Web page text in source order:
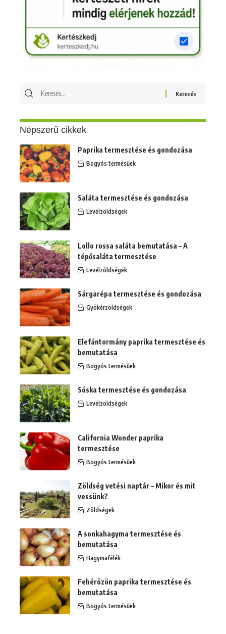
Népszerű cikkek
Paprika termesztése és gondozása
Bogyós termésűek
Saláta termesztése és gondozása
Levélzöldségek
Lollo rossa saláta bemutatása – A
tépősaláta termesztése
Levélzöldségek
Sárgarépa termesztése és gondozása
Gyökérzöldségek
Elefántormány paprika termesztése és
bemutatása
Bogyós termésűek
Sóska termesztése és gondozása
Levélzöldségek
California Wonder paprika
termesztése
Bogyós termésűek
Zöldség vetési naptár – Mikor és mit
vessünk?
Zöldségek
A sonkahagyma termesztése és
bemutatása
Hagymafélék
Fehérözön paprika termesztése és
bemutatása
Bogyós termésűek